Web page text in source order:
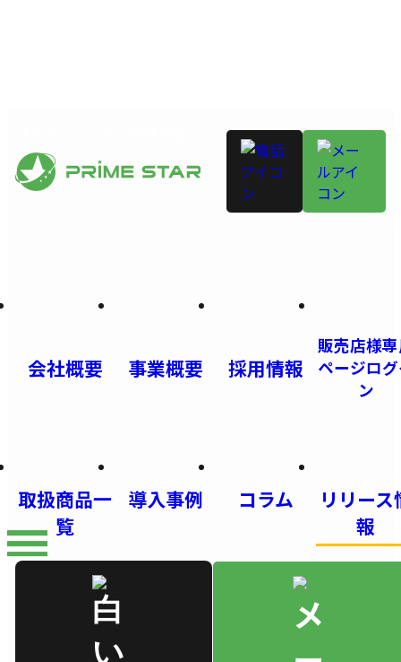
会社概要 事業概要 採用情報
販売店様
ページロ
ン
取扱商品一
覧
導入事例 コラム
リリース
報